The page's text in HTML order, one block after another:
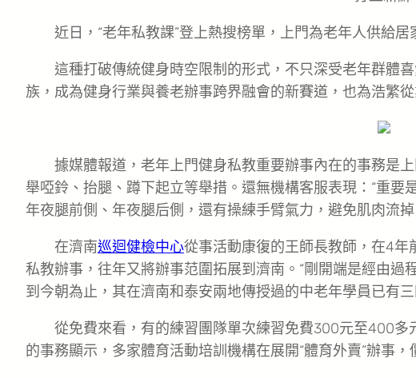
近日，“老年私教課”登上熱搜榜單，上門為老年人供給
這種打破傳統健身時空限制的形式，不只深受老年群體
族，成為健身行業與養老辦事跨界融會的新賽道，也為浩繁
據媒體報道，老年上門健身私教重要辦事內在的事務是
舉啞鈴、抬腿、蹲下起立等舉措。還無機構客服表現：“重
年夜腿前側、年夜腿后側，還有操練手臂氣力，避免肌肉流掉
在濟南巡迴健檢中心從事活動康復的王師長教師，在4
私教辦事，往年又將辦事范圍拓展到濟南。“剛開端是經由過
到今朝為止，其在濟南和泰安兩地傳授過的中老年學員已有三
從免費來看，有的練習團隊單次練習免費300元至400
的事務顯示，多家體育活動培訓機構在展開“體育外賣”辦事